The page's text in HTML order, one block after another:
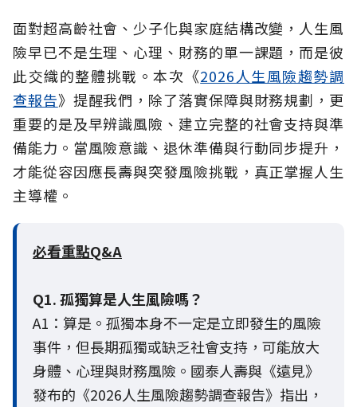
面對超高齡社會、少子化與家庭結構改變，人生風
險早已不是生理、心理、財務的單一課題，而是彼
此交織的整體挑戰。本次《2026人生風險趨勢調
查報告》提醒我們，除了落實保障與財務規劃，更
重要的是及早辨識風險、建立完整的社會支持與準
備能力。當風險意識、退休準備與行動同步提升，
才能從容因應長壽與突發風險挑戰，真正掌握人生
主導權。
必看重點Q&A
Q1. 孤獨算是人生風險嗎？
A1：算是。孤獨本身不一定是立即發生的風險
事件，但長期孤獨或缺乏社會支持，可能放大
身體、心理與財務風險。國泰人壽與《遠見》
發布的《2026人生風險趨勢調查報告》指出，